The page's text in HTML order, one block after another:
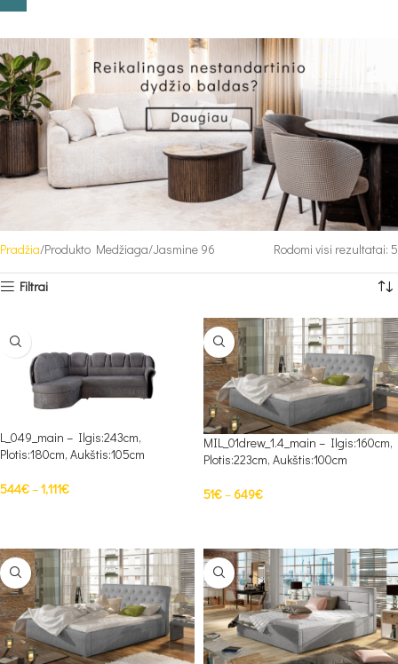
Pradžia Produkto Medžiaga Jasmine 96 Rodomi visi rezultatai: 5
Filtrai
L_049_main – Ilgis:243cm,
Plotis:180cm, Aukštis:105cm
544€–1,111€
MIL_01drew_1.4_main – Ilgis:160cm,
Plotis:223cm, Aukštis:100cm
51€– 649€